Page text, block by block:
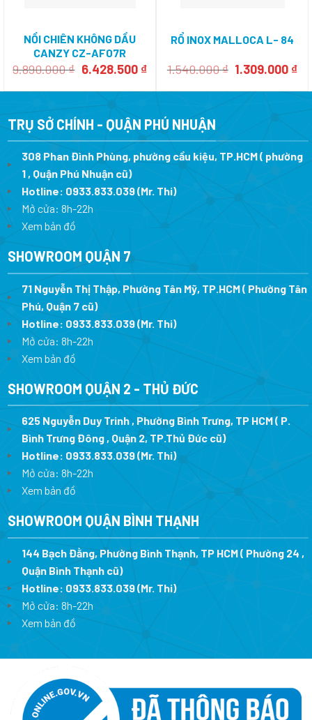
NỒI CHIÊN KHÔNG DẦU
CANZY CZ-AF07R
9.890.000₫ Giá
là:
6.428.500 ₫Giá
tại
6.428.500 ₫.
RỔ INOX MALLOCA L- 84
1.540.000₫ Giá
là:
1.309.000 ₫
tại
TRỤ SỞ CHÍNH - QUẬN PHÚ NHUẬN
308 Phan Đình Phùng, phường cầu kiệu, TP.HCM ( phường
1 , Quận Phú Nhuận cũ)
Hotline: 0933.833.039(Mr. Thi)
Mở cửa: 8h-22h
Xem bản đồ
SHOWROOM QUẬN 7
71 Nguyễn Thị Thập, Phường Tân Mỹ, TP.HCM ( Phường Tân
Phú, Quận 7 cũ)
Hotline: 0933.833.039(Mr. Thi)
Mở cửa: 8h-22h
Xem bản đồ
SHOWROOM QUẬN 2 - THỦ ĐỨC
625 Nguyễn Duy Trinh , Phường Bình Trưng, TP HCM ( P.
Bình Trưng Đông , Quận 2, TP.Thủ Đức cũ)
Hotline: 0933.833.039(Mr. Thi)
Mở cửa: 8h-22h
Xem bản đồ
SHOWROOM QUẬN BÌNH THẠNH
144 Bạch Đằng, Phường Bình Thạnh, TP HCM ( Phường 24 ,
Quận Bình Thạnh cũ)
Hotline: 0933.833.039(Mr. Thi)
Mở cửa: 8h-22h
Xem bản đồ